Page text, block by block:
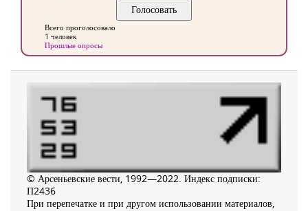
Всего проголосовало
1 человек
Прошлые опросы
© Арсеньевские вести, 1992—2022. Индекс подписки:
П2436
При перепечатке и при другом использовании материалов,